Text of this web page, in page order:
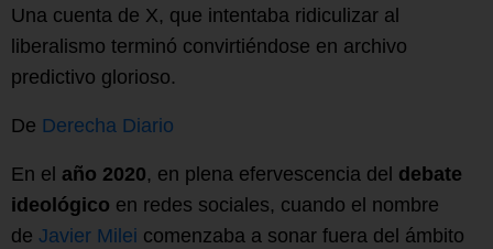
Una cuenta de X, que intentaba ridiculizar al
liberalismo terminó convirtiéndose en archivo
predictivo glorioso.
De Derecha Diario
En el año 2020, en plena efervescencia del debate
ideológico en redes sociales, cuando el nombre
de Javier Milei comenzaba a sonar fuera del ámbito